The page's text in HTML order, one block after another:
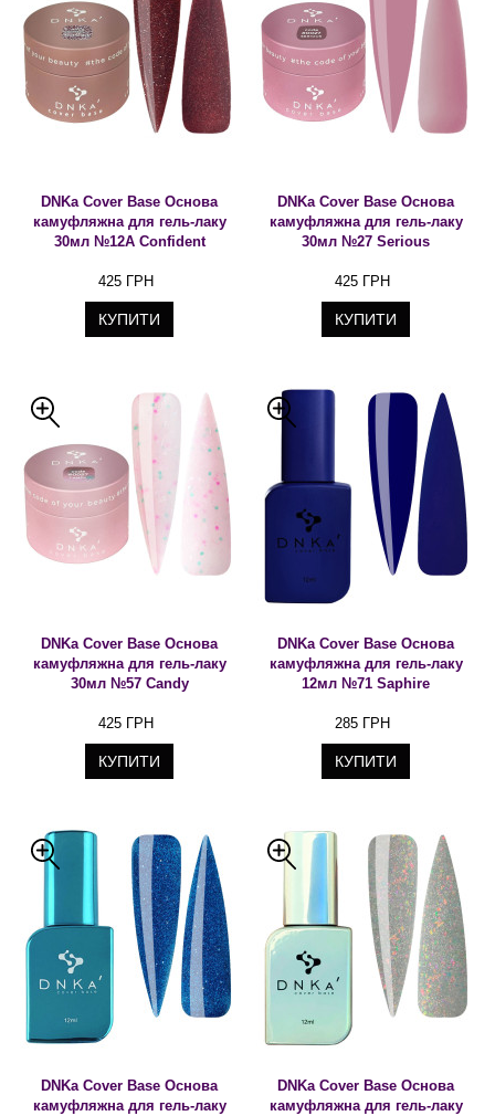
DNKa Cover Base Основа
камуфляжна для гель-лаку
30мл №12A Confident
425 ГРН
КУПИТИ
DNKa Cover Base Основа
камуфляжна для гель-лаку
30мл №27 Serious
425 ГРН
КУПИТИ
DNKa Cover Base Основа
камуфляжна для гель-лаку
30мл №57 Candy
425 ГРН
КУПИТИ
DNKa Cover Base Основа
камуфляжна для гель-лаку
12мл №71 Saphire
285 ГРН
КУПИТИ
DNKa Cover Base Основа
камуфляжна для гель-лаку
DNKa Cover Base Основа
камуфляжна для гель-лаку